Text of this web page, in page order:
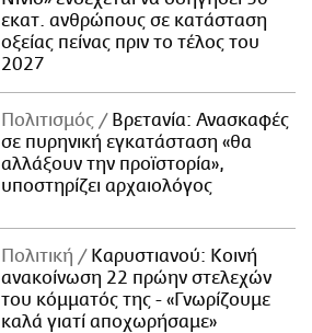
εκατ. ανθρώπους σε κατάσταση
οξείας πείνας πριν το τέλος του
2027
Πολιτισμός
Βρετανία: Ανασκαφές
σε πυρηνική εγκατάσταση «θα
αλλάξουν την προϊστορία»,
υποστηρίζει αρχαιολόγος
Πολιτική
Καρυστιανού: Κοινή
ανακοίνωση 22 πρώην στελεχών
του κόμματός της - «Γνωρίζουμε
καλά γιατί αποχωρήσαμε»